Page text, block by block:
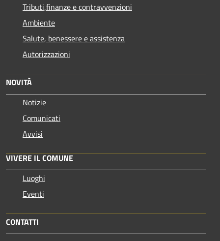
Tributi,finanze e contravvenzioni
Ambiente
Salute, benessere e assistenza
Autorizzazioni
NOVITÀ
Notizie
Comunicati
Avvisi
VIVERE IL COMUNE
Luoghi
Eventi
CONTATTI